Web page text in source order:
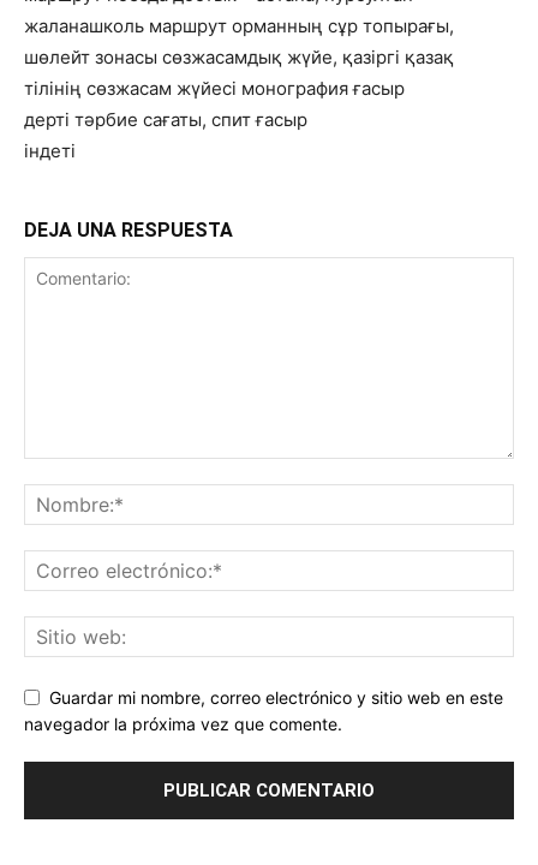
жаланашколь маршрут орманның сұр топырағы,
шөлейт зонасы сөзжасамдық жүйе, қазіргі қазақ
тілінің сөзжасам жүйесі монография ғасыр
дерті тәрбие сағаты, спит ғасыр
індеті
DEJA UNA RESPUESTA
Guardar mi nombre, correo electrónico y sitio web en este
navegador la próxima vez que comente.